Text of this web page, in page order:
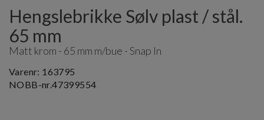
Hengslebrikke Sølv plast / stål.
65 mm
Matt krom - 65 mm m/bue - Snap In
Varenr: 163795
NOBB-nr.47399554